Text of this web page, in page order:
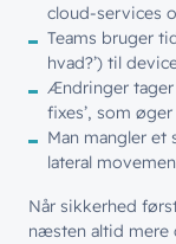
cloud-services
Teams bruger
hvad?’) til
Ændringer tager
fixes’, som
Man mangler et
lateral
Når sikkerhed
næsten altid mere